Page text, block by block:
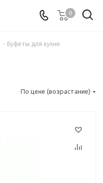
0
- Буфеты для кухни
По цене (возрастание)